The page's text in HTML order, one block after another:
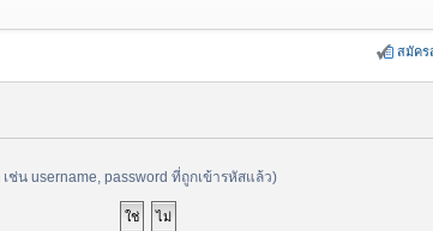
สมัคร
น username, password ที่ถูกเข้ารหัสแล้ว)